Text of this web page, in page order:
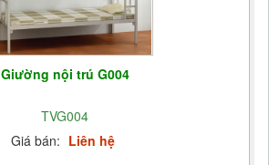
Giường nội trú G004
TVG004
Giá bán: Liên hệ